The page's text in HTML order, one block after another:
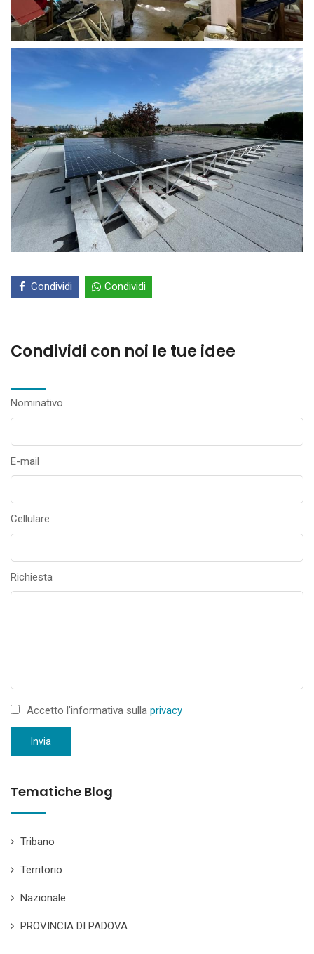
Condividi Condividi
Condividi con noi le tue idee
Nominativo
E-mail
Cellulare
Richiesta
Accetto l'informativa sulla privacy
Invia
Tematiche Blog
Tribano
Territorio
Nazionale
PROVINCIA DI PADOVA